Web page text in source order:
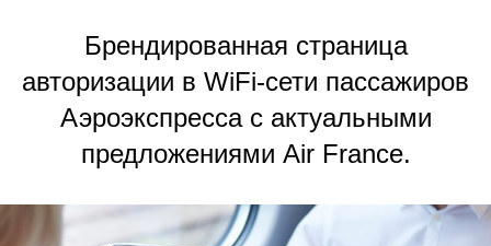
Брендированная страница
авторизации в WiFi-сети пассажиров
Аэроэкспресса с актуальными
предложениями Air France.